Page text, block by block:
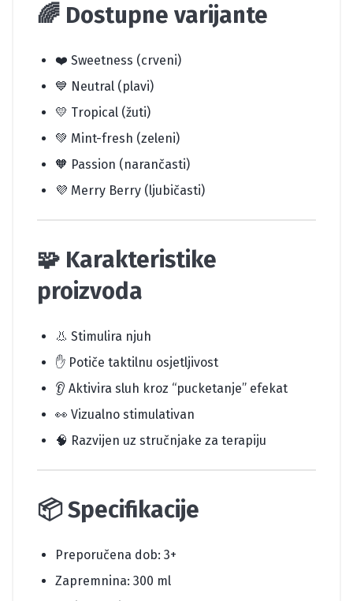
🌈 Dostupne varijante
❤️ Sweetness (crveni)
💙 Neutral (plavi)
💛 Tropical (žuti)
💚 Mint-fresh (zeleni)
🧡 Passion (narančasti)
💜 Merry Berry (ljubičasti)
🧩 Karakteristike
proizvoda
👃 Stimulira njuh
✋ Potiče taktilnu osjetljivost
👂 Aktivira sluh kroz “pucketanje” efekat
👀 Vizualno stimulativan
🧠 Razvijen uz stručnjake za terapiju
📦Specifikacije
Preporučena dob: 3+
Zapremnina: 300 ml